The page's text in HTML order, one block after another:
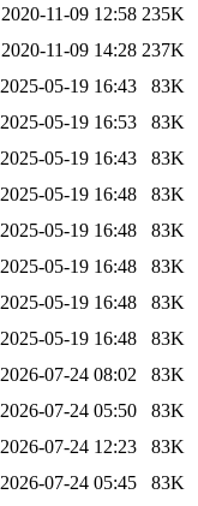
2020-11-09 12:58 235K
2020-11-09 14:28 237K
2025-05-19 16:43
83K
2025-05-19 16:53
83K
2025-05-19 16:43
83K
2025-05-19 16:48
83K
2025-05-19 16:48
83K
2025-05-19 16:48
83K
2025-05-19 16:48
83K
2025-05-19 16:48
83K
2026-07-24 08:02
83K
2026-07-24 05:50
83K
2026-07-24 12:23
83K
2026-07-24 05:45
83K